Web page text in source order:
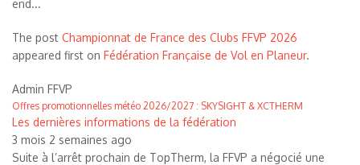
end...
The post Championnat de France des Clubs FFVP 2026
appeared first on Fédération Française de Vol en Planeur.
Admin FFVP
Offres promotionnelles météo 2026/2027 : SKYSIGHT & XCTHERM
Les dernières informations de la fédération
3 mois 2 semaines ago
Suite à l’arrêt prochain de TopTherm, la FFVP a négocié une